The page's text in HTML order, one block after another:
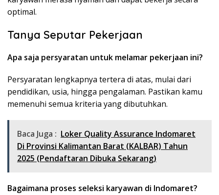
optimal.
Tanya Seputar Pekerjaan
Apa saja persyaratan untuk melamar pekerjaan ini?
Persyaratan lengkapnya tertera di atas, mulai dari
pendidikan, usia, hingga pengalaman. Pastikan kamu
memenuhi semua kriteria yang dibutuhkan.
Baca Juga : Loker Quality Assurance Indomaret
Di Provinsi Kalimantan Barat (KALBAR) Tahun
2025 (Pendaftaran Dibuka Sekarang)
Bagaimana proses seleksi karyawan di Indomaret?